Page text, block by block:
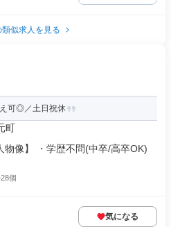
似求人を見る
可◎／土日祝休
町
物像】 ・学歴不問(中卒/高卒OK)
個
気になる